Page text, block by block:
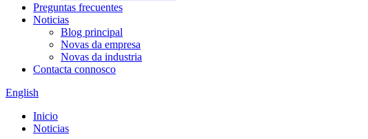
Preguntas frecuentes
Noticias
Blog principal
Novas da empresa
Novas da industria
Contacta connosco
English
Inicio
Noticias